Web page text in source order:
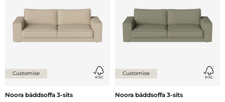
Customise
Noora bäddsoffa 3-sits
Customise
Noora bäddsoffa 3-sits